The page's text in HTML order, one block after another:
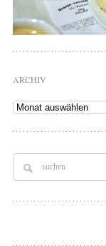
ARCHIV
Archiv